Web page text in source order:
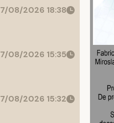
08/2026 18:38
08/2026 15:35
08/2026 15:32